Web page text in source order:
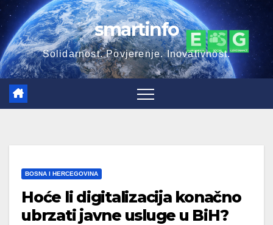
Skip
to
content
smartinfo
Solidarnost. Povjerenje. Inovativnost.
BOSNA I HERCEGOVINA
Hoće li digitalizacija konačno
ubrzati javne usluge u BiH?